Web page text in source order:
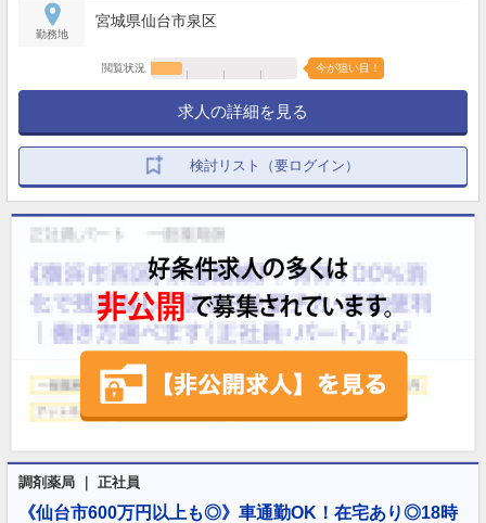
勤務地
宮城県仙台市泉区
閲覧状況 今が狙い目！
求人の詳細を見る
検討リスト（要ログイン）
調剤薬局 ｜ 正社員
《仙台市600万円以上も◎》車通勤OK！在宅あり◎18時